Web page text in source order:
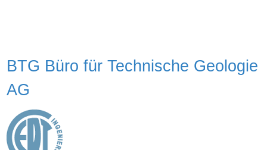
BTG Büro für Technische Geologie
AG